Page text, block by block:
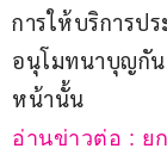
การให้บริการป
อนุโมทนาบุญกัน
หน้านั้น
อ่านข่าวต่อ : ย